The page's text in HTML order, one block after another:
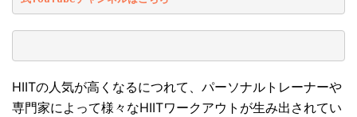
HIITの人気が高くなるにつれて、パーソナルトレーナーや
専門家によって様々なHIITワークアウトが生み出されてい